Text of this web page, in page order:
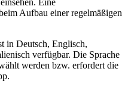
Aufbau einer regelmäßigen
in Deutsch, Englisch,
verfügbar. Die Sprache
werden bzw. erfordert die